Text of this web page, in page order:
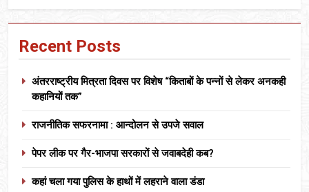
Recent Posts
अंतरराष्ट्रीय मित्रता दिवस पर विशेष “किताबों के पन्नों से लेकर अनकही
कहानियों तक”
राजनीतिक सफरनामा : आन्दोलन से उपजे सवाल
पेपर लीक पर गैर-भाजपा सरकारों से जवाबदेही कब?
कहां चला गया पुलिस के हाथों में लहराने वाला डंडा